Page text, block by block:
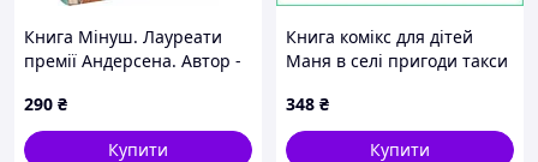
Книга Мінуш. Лауреати
премії Андерсена. Автор -
290 ₴
Купити
Книга комікс для дітей
Маня в селі пригоди такси
подарунок дитині 84 стор
348 ₴
Купити